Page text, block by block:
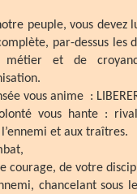
peuple, vous devez
par-dessus les
métier et de
vous anime :
vous hante :
et aux traîtres.
courage, de votre
chancelant sous